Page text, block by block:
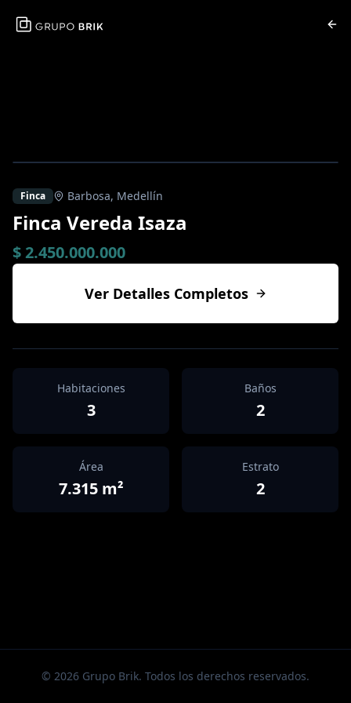
Finca Barbosa, Medellín
Finca Vereda Isaza
$ 2.450.000.000
Ver Detalles Completos
Habitaciones
3
Baños
2
Área
7.315m²
Estrato
2
© 2026 Grupo Brik. Todos los derechos reservados.